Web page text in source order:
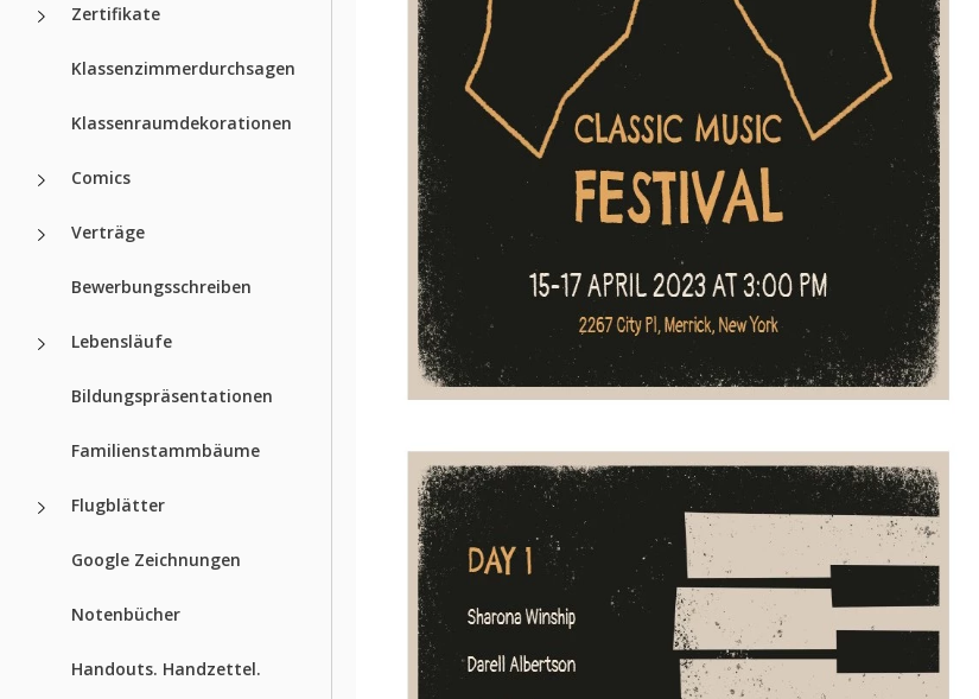
Zertifikate
Klassenzimmerdurchsagen
Klassenraumdekorationen
Comics
Verträge
Bewerbungsschreiben
Lebensläufe
Bildungspräsentationen
Familienstammbäume
Flugblätter
Google Zeichnungen
Notenbücher
Handouts. Handzettel.